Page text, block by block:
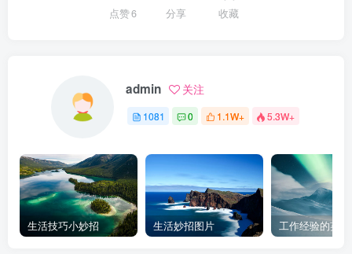
点赞6 分享 收藏
admin 关注
1081 0 1.1W+ 5.3W+
生活技巧小妙招 生活妙招图片 工作经验的英